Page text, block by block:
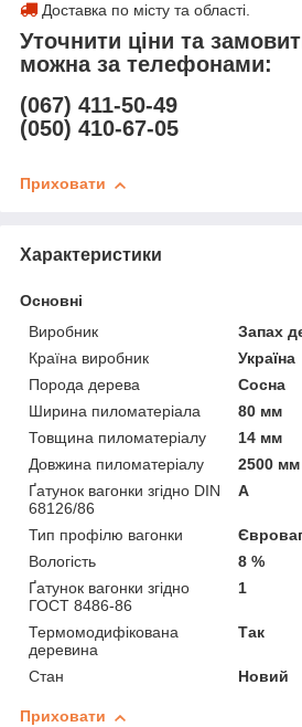
Доставка по місту та області.
Уточнити ціни та
можна за телефонами:
(067) 411-50-49
(050) 410-67-05
Приховати
Характеристики
Основні
Виробник
Запах
Країна виробник
Україна
Порода дерева
Сосна
Ширина пиломатеріала
80 мм
Товщина пиломатеріалу
14 мм
Довжина пиломатеріалу
2500 мм
Ґатунок вагонки згідно DIN
68126/86
А
Тип профілю вагонки
Вологість
8 %
Ґатунок вагонки згідно
ГОСТ 8486-86
1
Термомодифікована
деревина
Так
Стан Новий
Приховати